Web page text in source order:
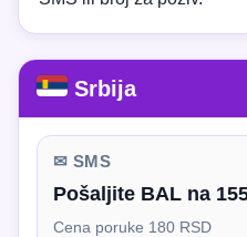
Srbija
✉ SMS
Pošaljite BAL na
Cena poruke 180 RSD